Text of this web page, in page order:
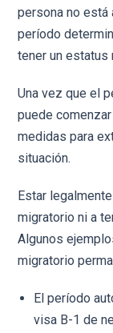
persona no está
período
tener un estatus
Una vez que el
puede
medidas para
situación.
Estar
migratorio ni a
Algunos
migratorio
El período
visa B-1 de